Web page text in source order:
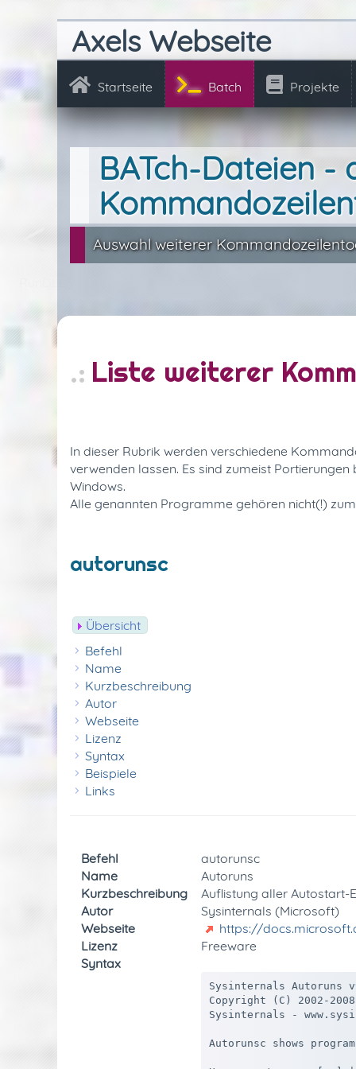
Axels Webseite
Startseite Batch Projekte
BATch-Dateien -
Auswahl weiterer
Liste weiterer
In dieser Rubrik werden verschiedene
verwenden lassen. Es sind zumeist
Windows.
Alle genannten Programme gehören nicht(!)
autorunsc
Übersicht
Befehl
Name
Kurzbeschreibung
Autor
Webseite
Lizenz
Syntax
Beispiele
Links
Befehl
autorunsc
Name
Autoruns
Kurzbeschreibung
Auflistung aller Autostart-
Autor
Sysinternals (Microsoft)
Webseite
https://
Lizenz
Freeware
Syntax
Sysinternals Autoruns
Copyright (C) 2002-
Sysinternals -
Autorunsc shows